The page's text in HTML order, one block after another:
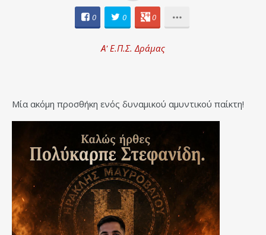
0 0 0
Α' Ε.Π.Σ. Δράμας
Μία ακόμη προσθήκη ενός δυναμικού αμυντικού παίκτη!